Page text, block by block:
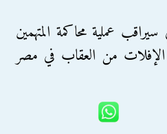
عملية محاكمة المتهمين
الإفلات من العقاب في مصر